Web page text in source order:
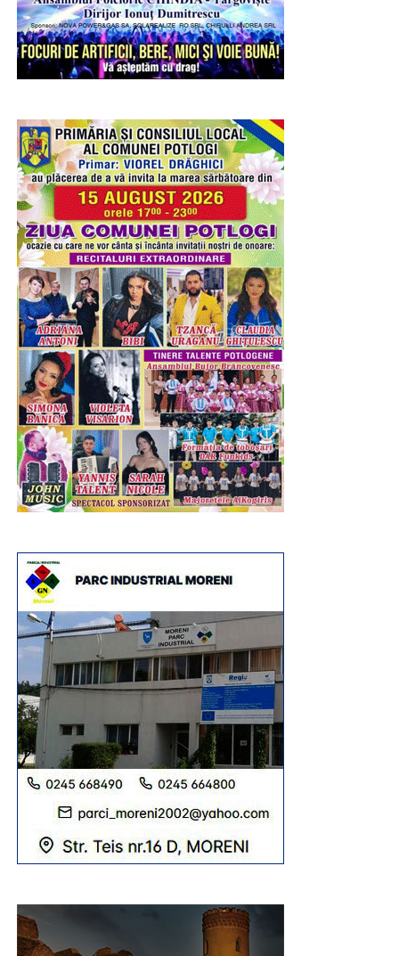
Ieri – 8 august 2026, a fost Șotânga. Înainte de a porni
petrecerea, în cadrul ședinței festive a Consiliului Local
prilejuită de sărbătoarea comunei, primarul Constantin
Stroe a premiat cuplurile care, în ciuda tuturor
vicisitudinilor existențiale, au înfruntat viața, timpul,
destinul și, legați prin încredere și iubire, au depășit
bariera celor 50 de ani de statornicie întru familie.
Maratonul de sărbătoare s-a consumat în parcul de
recreere din inima comunei, loc cu rădăcini adânci în
tradiția muncitorească a localității. Tot în luna august, dar
în 2013, administrația publică locală și primarul de atunci
și de acum, Constantin Stroe, au inaugurat, pe
la fosta exploatare minieră, această zonă de odihnă și
promenadă, amenajată cu alei, bănci, spații de joacă
pentru copii, teren de sport și foișoare. Și, ca într-un târg
unde diversitatea este regină, pentru a fi toată lumea
mulțumită, și la Șotânga erau întinse, de-a lungul aleilor
de la intrare în parc, tarabe cu tot soiul de produse
tradiționale, dulciuri, jucării etc. Se vindeau bere și
limonadă, iar micii erau la loc de cinste, nelipsiți la astfel
de sărbători.